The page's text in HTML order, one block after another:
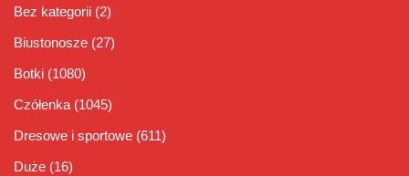
Bez kategorii (2)
Biustonosze (27)
Botki (1080)
Czółenka (1045)
Dresowe i sportowe (611)
Duże (16)